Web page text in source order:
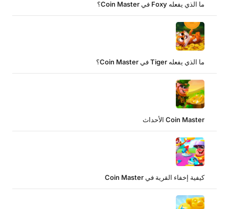
ما الذي يفعله Foxy في Coin Master؟
ما الذي يفعله Tiger في Coin Master؟
Coin Master الأحداث
كيفية إخفاء القرية في Coin Master